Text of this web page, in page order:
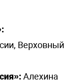
Верховный
Алехина